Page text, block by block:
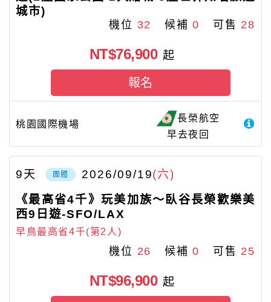
城市)
機位 32 候補0 可售 28
桃園國際機場
長榮航空
早去夜回
NT$76,900 起
報名
團體 2026/09/19(六)
9天
《最高省4千》玩美加族～臥谷長榮歡樂美
西9日遊-SFO/LAX
機位 26 候補0 可售 25
早鳥最高省4千(第2人)
NT$96,900 起